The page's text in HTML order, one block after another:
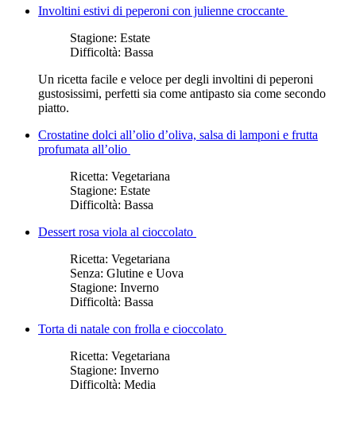
Involtini estivi di peperoni con julienne croccante
Stagione: Estate
Difficoltà: Bassa
Un ricetta facile e veloce per degli involtini di peperoni
gustosissimi, perfetti sia come antipasto sia come secondo
piatto.
Crostatine dolci all’olio d’oliva, salsa di lamponi e frutta
profumata all’olio
Ricetta: Vegetariana
Stagione: Estate
Difficoltà: Bassa
Dessert rosa viola al cioccolato
Ricetta: Vegetariana
Senza: Glutine e Uova
Stagione: Inverno
Difficoltà: Bassa
Torta di natale con frolla e cioccolato
Ricetta: Vegetariana
Stagione: Inverno
Difficoltà: Media